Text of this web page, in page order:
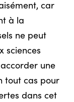
car
à la
ne peut
sciences
une
tout cas pour
dans cet